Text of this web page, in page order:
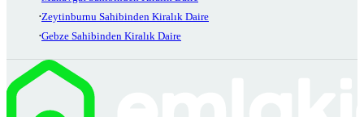
Zeytinburnu Sahibinden Kiralık Daire
Gebze Sahibinden Kiralık Daire